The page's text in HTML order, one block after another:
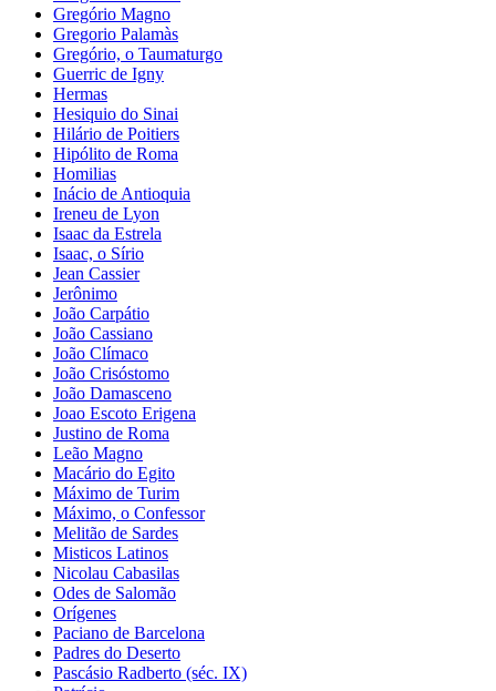
Gregório Magno
Gregorio Palamàs
Gregório, o Taumaturgo
Guerric de Igny
Hermas
Hesiquio do Sinai
Hilário de Poitiers
Hipólito de Roma
Homilias
Inácio de Antioquia
Ireneu de Lyon
Isaac da Estrela
Isaac, o Sírio
Jean Cassier
Jerônimo
João Carpátio
João Cassiano
João Clímaco
João Crisóstomo
João Damasceno
Joao Escoto Erigena
Justino de Roma
Leão Magno
Macário do Egito
Máximo de Turim
Máximo, o Confessor
Melitão de Sardes
Misticos Latinos
Nicolau Cabasilas
Odes de Salomão
Orígenes
Paciano de Barcelona
Padres do Deserto
Pascásio Radberto (séc. IX)